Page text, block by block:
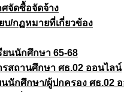
จัดซื้อจัดจ้าง
บ/กฏหมายที่เกี่ยวข้อง
นนักศึกษา 65-68
รสถานศึกษา ศธ.02 ออนไลน์
นนักศึกษา/ผู้ปกครอง ศธ.02